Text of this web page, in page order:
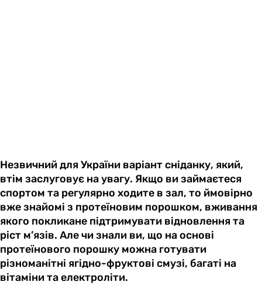
Незвичний для України варіант сніданку, який,
втім заслуговує на увагу. Якщо ви займаєтеся
спортом та регулярно ходите в зал, то ймовірно
вже знайомі з протеїновим порошком, вживання
якого покликане підтримувати відновлення та
ріст м’язів. Але чи знали ви, що на основі
протеїнового порошку можна готувати
різноманітні ягідно-фруктові смузі, багаті на
вітаміни та електроліти.